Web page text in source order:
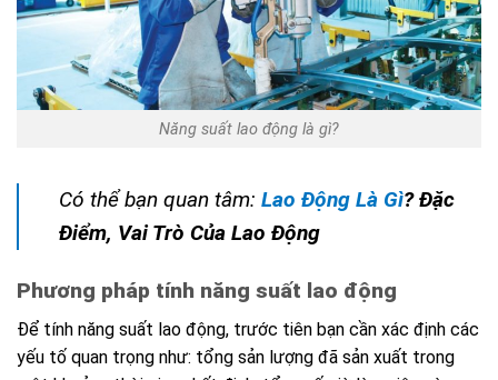
Năng suất lao động là gì?
Có thể bạn quan tâm: Lao Động Là Gì? Đặc
Điểm, Vai Trò Của Lao Động
Phương pháp tính năng suất lao động
Để tính năng suất lao động, trước tiên bạn cần xác định các
yếu tố quan trọng như: tổng sản lượng đã sản xuất trong